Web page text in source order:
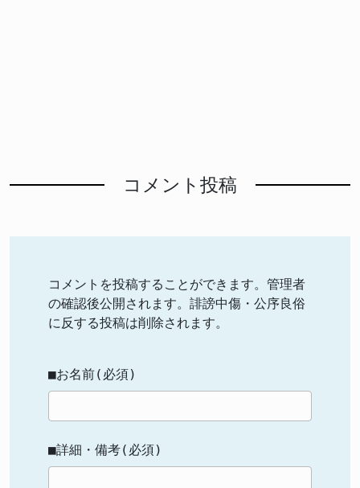
コメント投稿
コメントを投稿することができます。管理者
の確認後公開されます。誹謗中傷・公序良俗
に反する投稿は削除されます。
■お名前(必須)
■詳細・備考(必須)